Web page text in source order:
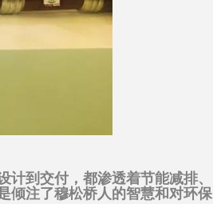
到交付，都渗透着节能减排、
倾注了穆松桥人的智慧和对环保